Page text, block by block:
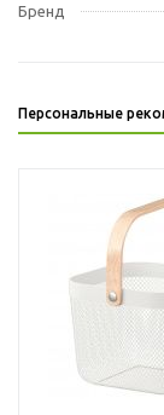
Бренд
Персональные